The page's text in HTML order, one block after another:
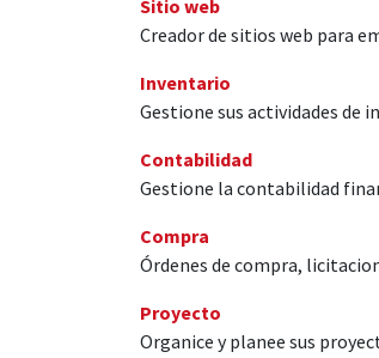
Sitio web
Creador de sitios web para
Inventario
Gestione sus actividades de
Contabilidad
Gestione la contabilidad
Compra
Órdenes de compra,
Proyecto
Organice y planee sus